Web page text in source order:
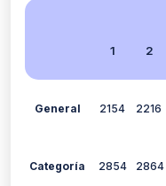
1
2
General 2154 2216
Categoría 2854 2864